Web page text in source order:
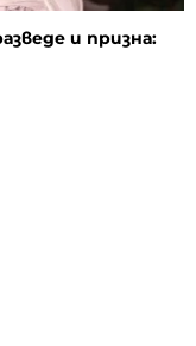
и призна: